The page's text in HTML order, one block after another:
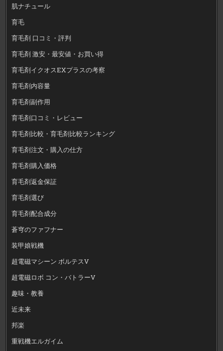
肌ナチュール
育毛
育毛剤 口コミ・評判
育毛剤 激安・最安値・お買い得
育毛剤イクオスEXプラスの考察
育毛剤内容量
育毛剤副作用
育毛剤口コミ・レビュー
育毛剤比較・育毛剤比較ランキング
育毛剤注文・購入の仕方
育毛剤購入価格
育毛剤返金保証
育毛剤選び
育毛剤配合成分
蒼穹のファフナー
装甲娘戦機
超電磁マシーン ボルテスV
超電磁ロボ コン・バトラーV
趣味・教養
近未来
邦楽
重戦機エルガイム